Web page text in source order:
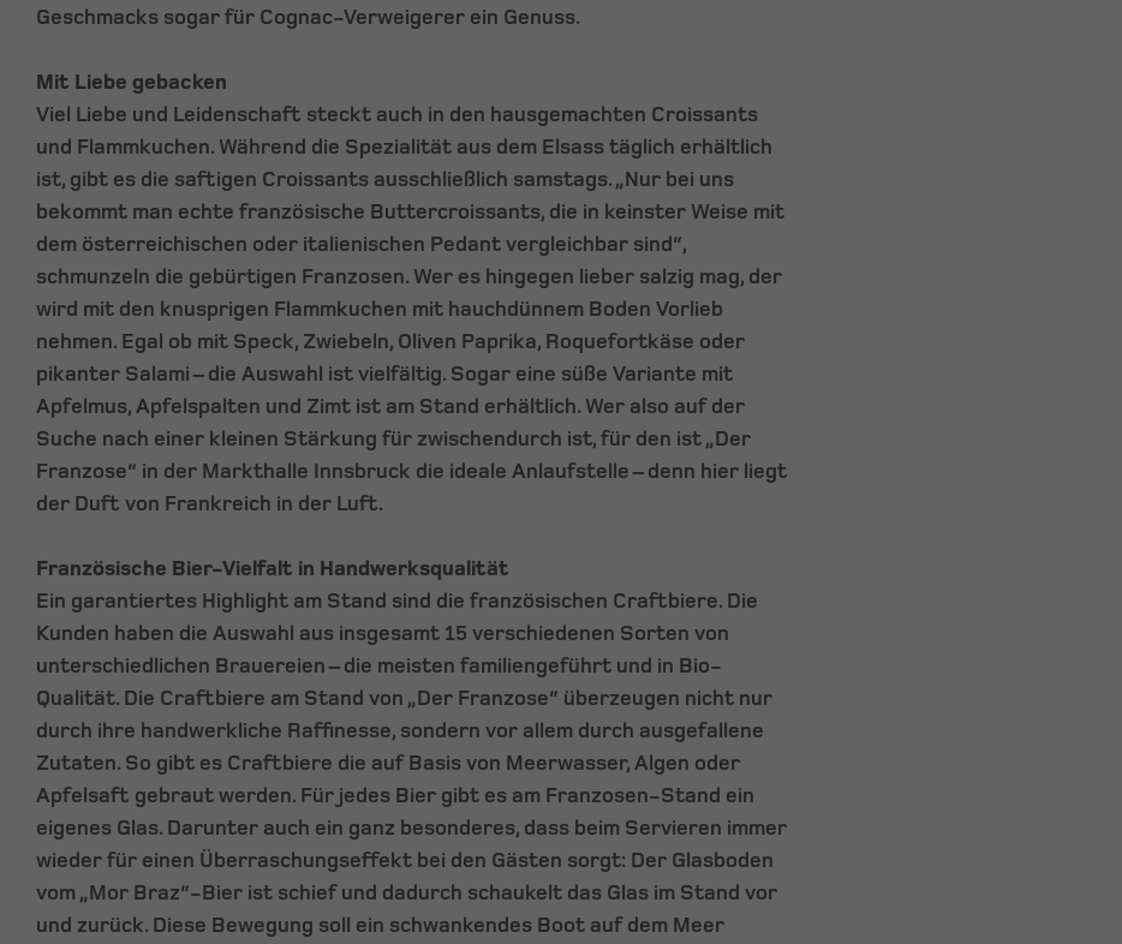
Geschmacks sogar für Cognac-Verweigerer ein Genuss.
Mit Liebe gebacken
Viel Liebe und Leidenschaft steckt auch in den hausgemachten Croissants
und Flammkuchen. Während die Spezialität aus dem Elsass täglich erhältlich
ist, gibt es die saftigen Croissants ausschließlich samstags. „Nur bei uns
bekommt man echte französische Buttercroissants, die in keinster Weise mit
dem österreichischen oder italienischen Pedant vergleichbar sind“,
schmunzeln die gebürtigen Franzosen. Wer es hingegen lieber salzig mag, der
wird mit den knusprigen Flammkuchen mit hauchdünnem Boden Vorlieb
nehmen. Egal ob mit Speck, Zwiebeln, Oliven Paprika, Roquefortkäse oder
pikanter Salami – die Auswahl ist vielfältig. Sogar eine süße Variante mit
Apfelmus, Apfelspalten und Zimt ist am Stand erhältlich. Wer also auf der
Suche nach einer kleinen Stärkung für zwischendurch ist, für den ist „Der
Franzose“ in der Markthalle Innsbruck die ideale Anlaufstelle – denn hier liegt
der Duft von Frankreich in der Luft.
Französische Bier-Vielfalt in Handwerksqualität
Ein garantiertes Highlight am Stand sind die französischen Craftbiere. Die
Kunden haben die Auswahl aus insgesamt 15 verschiedenen Sorten von
unterschiedlichen Brauereien – die meisten familiengeführt und in Bio-
Qualität. Die Craftbiere am Stand von „Der Franzose“ überzeugen nicht nur
durch ihre handwerkliche Raffinesse, sondern vor allem durch ausgefallene
Zutaten. So gibt es Craftbiere die auf Basis von Meerwasser, Algen oder
Apfelsaft gebraut werden. Für jedes Bier gibt es am Franzosen-Stand ein
eigenes Glas. Darunter auch ein ganz besonderes, dass beim Servieren immer
wieder für einen Überraschungseffekt bei den Gästen sorgt: Der Glasboden
vom „Mor Braz“-Bier ist schief und dadurch schaukelt das Glas im Stand vor
und zurück. Diese Bewegung soll ein schwankendes Boot auf dem Meer